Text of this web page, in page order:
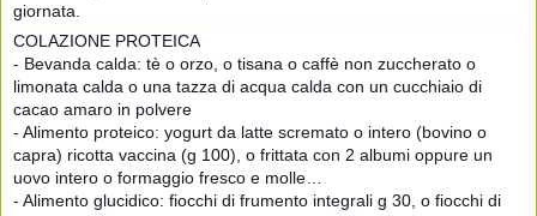
giornata.
COLAZIONE PROTEICA
- Bevanda calda: tè o orzo, o tisana o caffè non zuccherato o
limonata calda o una tazza di acqua calda con un cucchiaio di
cacao amaro in polvere
- Alimento proteico: yogurt da latte scremato o intero (bovino o
capra) ricotta vaccina (g 100), o frittata con 2 albumi oppure un
uovo intero o formaggio fresco e molle…
- Alimento glucidico: fiocchi di frumento integrali g 30, o fiocchi di